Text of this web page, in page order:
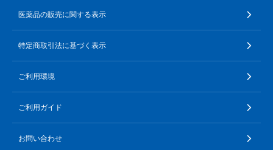
医薬品の販売に関する表示
特定商取引法に基づく表示
ご利用環境
ご利用ガイド
お問い合わせ